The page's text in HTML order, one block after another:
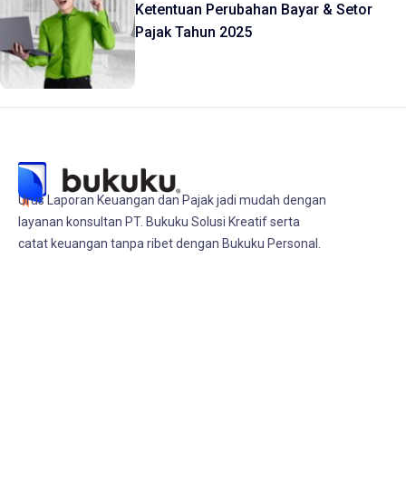
Ketentuan Perubahan Bayar & Setor
Pajak Tahun 2025
Urus Laporan Keuangan dan Pajak jadi mudah dengan
layanan konsultan PT. Bukuku Solusi Kreatif serta
catat keuangan tanpa ribet dengan Bukuku Personal.